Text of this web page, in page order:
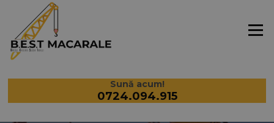
Meniu
Sună acum!
0724.094.915